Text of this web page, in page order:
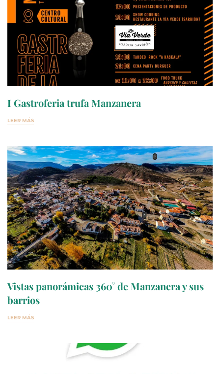
I Gastroferia trufa Manzanera
LEER MÁS
Vistas panorámicas 360° de Manzanera y sus
barrios
LEER MÁS